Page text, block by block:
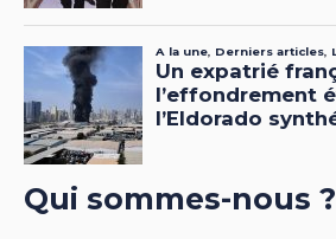
Qui sommes-nous ?